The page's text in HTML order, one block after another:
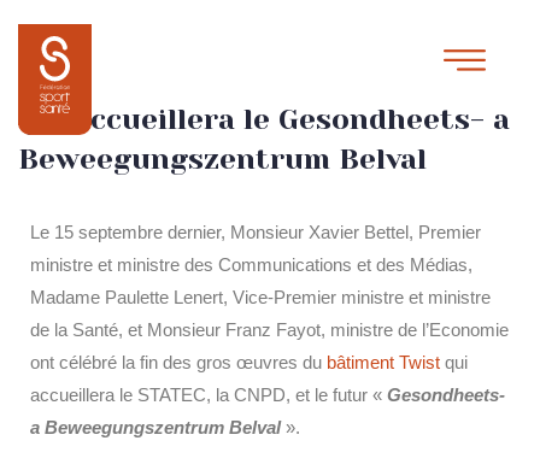
Présentation du bâtiment Twist
qui accueillera le Gesondheets- a
Beweegungszentrum Belval
Le 15 septembre dernier, Monsieur Xavier Bettel, Premier
ministre et ministre des Communications et des Médias,
Madame Paulette Lenert, Vice-Premier ministre et ministre
de la Santé, et Monsieur Franz Fayot, ministre de l’Economie
ont célébré la fin des gros œuvres du bâtiment Twist qui
accueillera le STATEC, la CNPD, et le futur « Gesondheets-
a Beweegungszentrum Belval».